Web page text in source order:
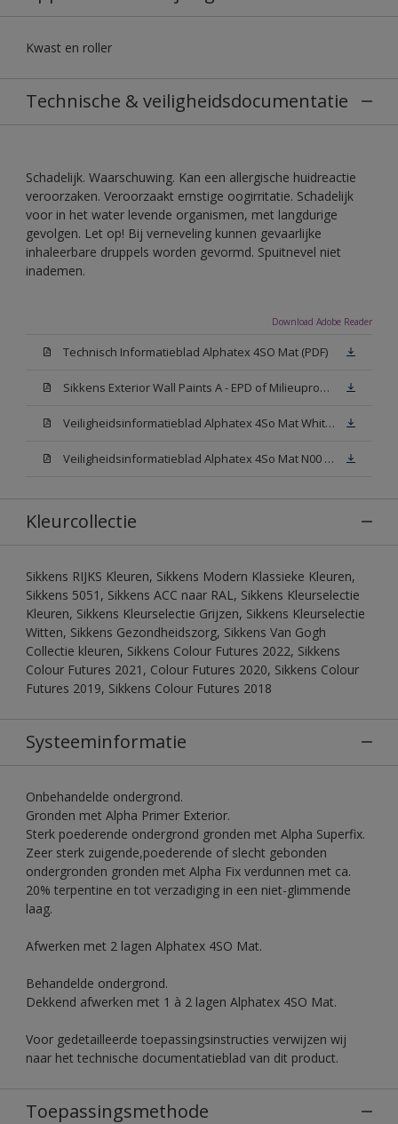
Kwast en roller
Technische & veiligheidsdocumentatie
Schadelijk. Waarschuwing. Kan een allergische huidreactie
veroorzaken. Veroorzaakt ernstige oogirritatie. Schadelijk
voor in het water levende organismen, met langdurige
gevolgen. Let op! Bij verneveling kunnen gevaarlijke
inhaleerbare druppels worden gevormd. Spuitnevel niet
inademen.
Download Adobe Reader
Technisch Informatieblad Alphatex 4SO Mat (PDF)
Sikkens Exterior Wall Paints A - EPD of Milieuproductverklaring
Veiligheidsinformatieblad Alphatex 4So Mat White W05 (MSDS)
Veiligheidsinformatieblad Alphatex 4So Mat N00 (MSDS)
Kleurcollectie
Sikkens RIJKS Kleuren, Sikkens Modern Klassieke Kleuren,
Sikkens 5051, Sikkens ACC naar RAL, Sikkens Kleurselectie
Kleuren, Sikkens Kleurselectie Grijzen, Sikkens Kleurselectie
Witten, Sikkens Gezondheidszorg, Sikkens Van Gogh
Collectie kleuren, Sikkens Colour Futures 2022, Sikkens
Colour Futures 2021, Colour Futures 2020, Sikkens Colour
Futures 2019, Sikkens Colour Futures 2018
Systeeminformatie
Onbehandelde ondergrond.
Gronden met Alpha Primer Exterior.
Sterk poederende ondergrond gronden met Alpha Superfix.
Zeer sterk zuigende,poederende of slecht gebonden
ondergronden gronden met Alpha Fix verdunnen met ca.
20% terpentine en tot verzadiging in een niet-glimmende
laag.
Afwerken met 2 lagen Alphatex 4SO Mat.
Behandelde ondergrond.
Dekkend afwerken met 1 à 2 lagen Alphatex 4SO Mat.
Voor gedetailleerde toepassingsinstructies verwijzen wij
naar het technische documentatieblad van dit product.
Toepassingsmethode